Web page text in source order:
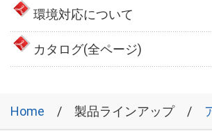
環境対応について
カタログ(全ページ)
Home 製品ラインアップ